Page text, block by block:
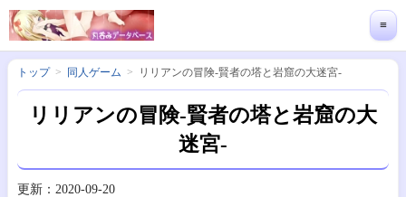
≡
トップ 同人ゲーム リリアンの冒険-賢者の塔と岩窟の大迷宮-
リリアンの冒険-賢者の塔と岩窟の大
迷宮-
更新：2020-09-20